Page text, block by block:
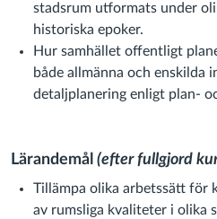
stadsrum utformats under
historiska epoker.
Hur samhället offentligt
både allmänna och enskilda
detaljplanering enligt plan-
Lärandemål (efter fullgjord
Tillämpa olika arbetssätt för
av rumsliga kvaliteter i olika